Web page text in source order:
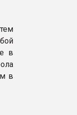
в
в